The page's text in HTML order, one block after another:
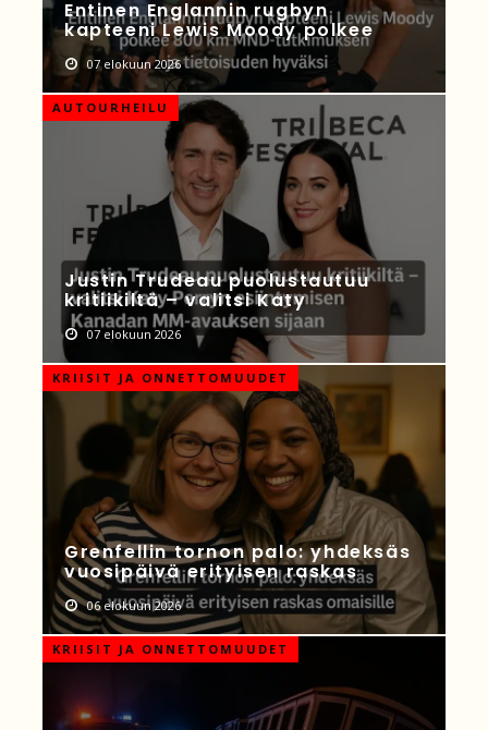
Entinen Englannin rugbyn
kapteeni Lewis Moody polkee
07 elokuun 2026
AUTOURHEILU
Justin Trudeau puolustautuu
kritiikiltä – valitsi Katy
07 elokuun 2026
KRIISIT JA ONNETTOMUUDET
Grenfellin tornon palo: yhdeksäs
vuosipäivä erityisen raskas
06 elokuun 2026
KRIISIT JA ONNETTOMUUDET